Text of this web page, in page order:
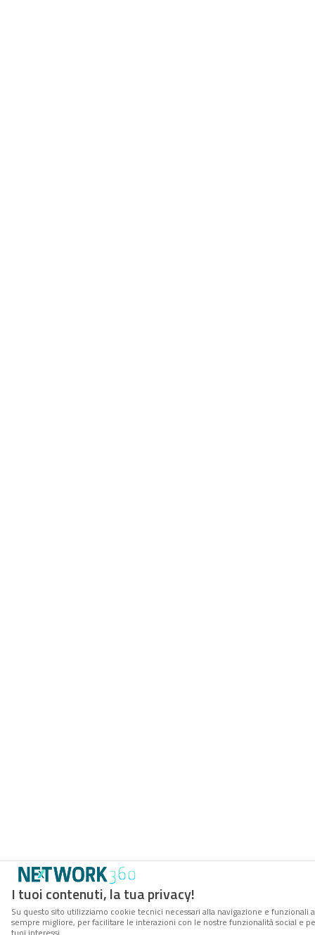
I tuoi contenuti, la tua privacy!
Su questo sito utilizziamo cookie tecnici necessari alla navigazione e
sempre migliore, per facilitare le interazioni con le nostre funzionalità social e